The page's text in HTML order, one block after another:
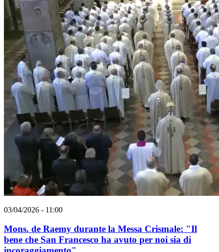
03/04/2026 - 11:00
Mons. de Raemy durante la Messa Crismale: "Il
bene che San Francesco ha avuto per noi sia di